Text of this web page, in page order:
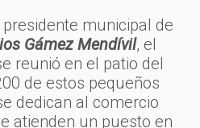
municipal de
Gámez Mendívil, el
reunió en el patio del
de estos pequeños
dedican al comercio
atienden un puesto en